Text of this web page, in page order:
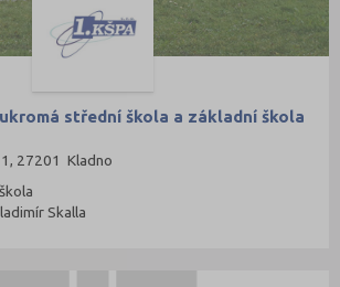
střední škola a základní škola
27201 Kladno
Skalla